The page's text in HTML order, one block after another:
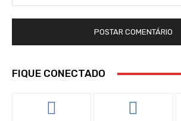
FIQUE CONECTADO